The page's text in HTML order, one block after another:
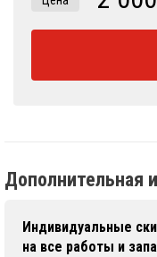
Дополнительная
Индивидуальные
на все работы и